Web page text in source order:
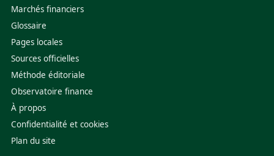
Marchés financiers
Glossaire
Pages locales
Sources officielles
Méthode éditoriale
Observatoire finance
À propos
Confidentialité et cookies
Plan du site